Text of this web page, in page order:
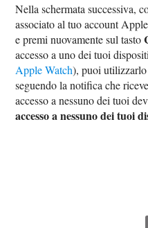
Nella schermata successiva,
associato al tuo account
e premi nuovamente sul tasto
accesso a uno dei tuoi
Apple Watch), puoi utilizzarlo
seguendo la notifica che
accesso a nessuno dei tuoi
accesso a nessuno dei tuoi